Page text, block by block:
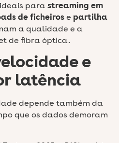
parastreaming em
de ficheirose partilha
a qualidade e a
de fibra óptica.
e
latência
depende também da
que os dados demoram